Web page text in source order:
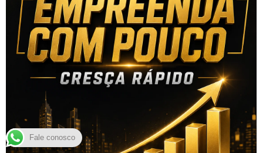
Fale conosco